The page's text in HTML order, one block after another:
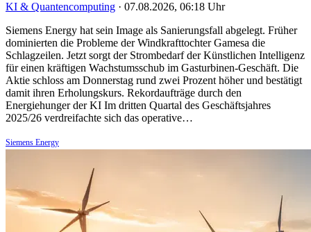
KI & Quantencomputing · 07.08.2026, 06:18 Uhr
Siemens Energy hat sein Image als Sanierungsfall abgelegt. Früher
dominierten die Probleme der Windkrafttochter Gamesa die
Schlagzeilen. Jetzt sorgt der Strombedarf der Künstlichen Intelligenz
für einen kräftigen Wachstumsschub im Gasturbinen-Geschäft. Die
Aktie schloss am Donnerstag rund zwei Prozent höher und bestätigt
damit ihren Erholungskurs. Rekordaufträge durch den
Energiehunger der KI Im dritten Quartal des Geschäftsjahres
2025/26 verdreifachte sich das operative…
Siemens Energy